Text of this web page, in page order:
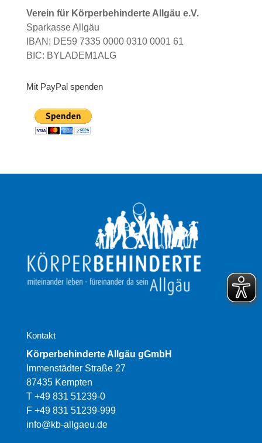
Verein für Körperbehinderte Allgäu e.V.
Sparkasse Allgäu
IBAN: DE59 7335 0000 0310 0001 61
BIC: BYLADEM1ALG
Mit PayPal spenden
Kontakt
Körperbehinderte Allgäu gGmbH
Immenstädter Straße 27
87435 Kempten
T +49 831 51239-0
F +49 831 51239-999
info@kb-allgaeu.de